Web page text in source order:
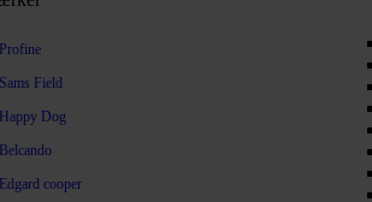
Profine
Sams Field
Happy Dog
Belcando
Edgard cooper